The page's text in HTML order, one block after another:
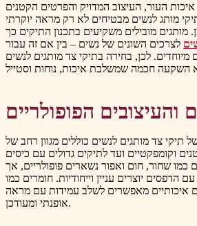
העור, העיצוב המדויק והפרטים הקטנים
מותג לנשים מבטיחים לא רק מראה יוקרתי
מותגים מובילים משקיעים בתכנון התיקים כך
לצרכים השונים של נשים – בין אם זה עבור
מיוחדים. לכן, בחירה בתיקי צד מותגים לנשים
והעיצובים הפופולריים
תיקי צד מותגים לנשים כוללים מגוון רחב של
וקומפקטיים ועד לתיקים גדולים עם כיסים
כמו שחור, חום ואפור נשארים פופולריים, אך
עם הדפסים יוצרים עניין וייחודיות. חומרים כמו
איכותיים מאפשרים לשלב עמידות עם מראה
אופנתי ומעודכן.